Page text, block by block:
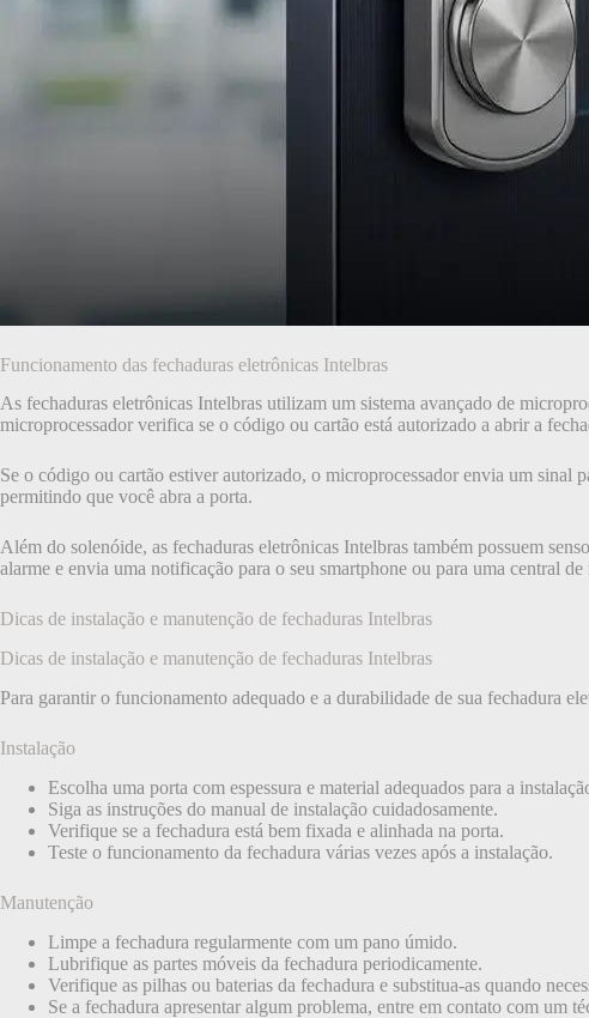
Funcionamento das fechaduras eletrônicas Intelbras
As fechaduras eletrônicas Intelbras utilizam um sistema avançado de
microprocessador verifica se o código ou cartão está autorizado a abrir a
Se o código ou cartão estiver autorizado, o microprocessador envia um sinal
permitindo que você abra a porta.
Além do solenóide, as fechaduras eletrônicas Intelbras também possuem
alarme e envia uma notificação para o seu smartphone ou para uma central
Dicas de instalação e manutenção de fechaduras Intelbras
Dicas de instalação e manutenção de fechaduras Intelbras
Para garantir o funcionamento adequado e a durabilidade de sua fechadura
Instalação
Escolha uma porta com espessura e material adequados para a
Siga as instruções do manual de instalação cuidadosamente.
Verifique se a fechadura está bem fixada e alinhada na porta.
Teste o funcionamento da fechadura várias vezes após a instalação.
Manutenção
Limpe a fechadura regularmente com um pano úmido.
Lubrifique as partes móveis da fechadura periodicamente.
Verifique as pilhas ou baterias da fechadura e substitua-as quando
Se a fechadura apresentar algum problema, entre em contato com um